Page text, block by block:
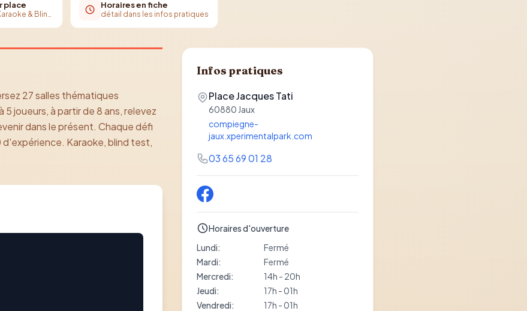
place
Action Game · Karaoke & Blind Test · Billard & Bar Snacking
Horaires en fiche
détail dans les infos pratiques
27 salles thématiques
joueurs, à partir de 8 ans, relevez
dans le présent. Chaque défi
d'expérience. Karaoke, blind test,
Infos pratiques
Place Jacques Tati
60880 Jaux
compiegne-
jaux.xperimentalpark.com
03 65 69 01 28
Horaires d'ouverture
Lundi:
Fermé
Mardi:
Fermé
Mercredi:
14h - 20h
Jeudi:
17h - 01h
Vendredi:
17h - 01h